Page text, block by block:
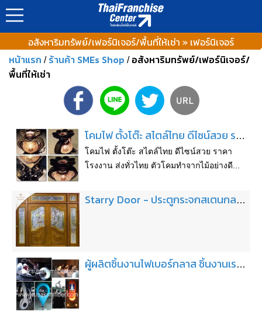
อสังหาริมทรัพย์/เฟอร์นิเจอร์/พื้นที่ให้เช่า » เฟอร์นิเจอร์
หน้าแรก / ร้านค้า SMEs Shop / อสังหาริมทรัพย์/เฟอร์นิเจอร์/
พื้นที่ให้เช่า
โคมไฟ ตั้งโต๊ะ สไตล์ไทย ดีไซน์สวย ราคาโรงงาน ส่งทั่วไทย
โคมไฟ ตั้งโต๊ะ สไตล์ไทย ดีไซน์สวย ราคา
โรงงาน ส่งทั่วไทย ตัวโคมทำจากไม้อย่างดี...
Starry Door - ประตูกระจกสเตนกลาส ประตูไม้ ประตูกระจกนิรภัย
ผู้ผลิตชิ้นงานไฟเบอร์กลาส ชิ้นงานเรซิ่น รับปั้นรับขึ้นรูปงานประติมากรรม รับพ่นผนังทราย พ่นเท็กเจอร์ หินเทียมตกแต่งผนัง